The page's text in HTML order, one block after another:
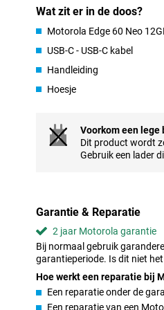
Moto AI
Dankzij Moto AI is deze Edge
alvast hotels voor. Ook
perfecte afspeellijst samen.
Met de Motorola Edge 60
processor is gemaakt voor
werkgeheugen zorgt dit
Scherpe en veelzijdige
Met de camera’s van de
hoofdcamera maakt scherpe
software helpt automatisch
direct goed uit zonder veel
De ultragroothoek- en
foto's vanuit een brede hoek
Wat zit er in de doos?
Motorola Edge 60 Neo
USB-C - USB-C kabel
Handleiding
Hoesje
Voorkom een lege
Dit product wordt
Gebruik een lader
Garantie & Reparatie
2 jaar Motorola garantie
Bij normaal gebruik
garantieperiode. Is dit niet
Hoe werkt een reparatie bij
Een reparatie onder de
Een reparatie van een